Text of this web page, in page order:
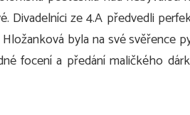
Divadelníci ze 4.A předvedli
byla na své svěřence
focení a předání maličkého